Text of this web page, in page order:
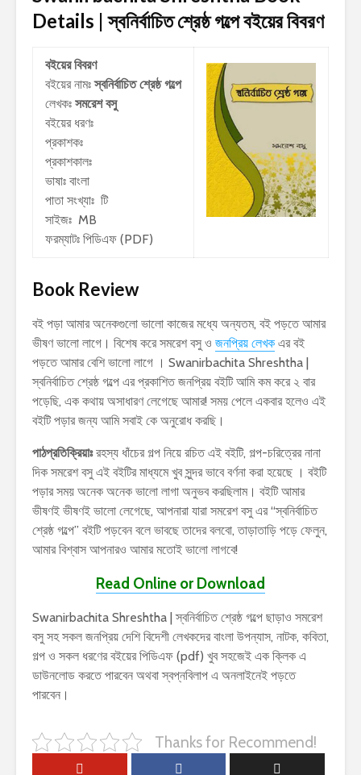
Details | স্বনির্বাচিত শ্রেষ্ঠ গল্পেবইয়ের বিবরণ
বইয়ের বিবরণ
বইয়ের নামঃস্বনির্বাচিত শ্রেষ্ঠ গল্পে
লেখকঃ সমরেশ বসু
বইয়ের ধরণঃ
প্রকাশকঃ
প্রকাশকালঃ
ভাষাঃ বাংলা
পাতা সংখ্যাঃ টি
সাইজঃ MB
ফরম্যাটঃ পিডিএফ (PDF)
Book Review
বই পড়া আমার অনেকগুলো ভালো কাজের মধ্যে অন্যতম, বই পড়তে আমার
ভীষণ ভালো লাগে। বিশেষ করে সমরেশ বসু ও জনপ্রিয় লেখক এর বই
পড়তে আমার বেশি ভালো লাগে । Swanirbachita Shreshtha |
স্বনির্বাচিত শ্রেষ্ঠ গল্পে এর প্রকাশিত জনপ্রিয় বইটি আমি কম করে ২ বার
পড়েছি, এক কথায় অসাধারণ লেগেছে আমার! সময় পেলে একবার হলেও এই
বইটি পড়ার জন্য আমি সবাই কে অনুরোধ করছি।
পাঠপ্রতিক্রিয়াঃরহস্য ধাঁচের গল্প নিয়ে রচিত এই বইটি, গল্প-চরিত্রের নানা
দিক সমরেশ বসু এই বইটির মাধ্যমে খুব সুন্দর ভাবে বর্ণনা করা হয়েছে । বইটি
পড়ার সময় অনেক অনেক ভালো লাগা অনুভব করছিলাম। বইটি আমার
ভীষণই ভীষণই ভালো লেগেছে, আপনারা যারা সমরেশ বসু এর “স্বনির্বাচিত
শ্রেষ্ঠ গল্পে” বইটি পড়বেন বলে ভাবছে তাদের বলবো, তাড়াতাড়ি পড়ে ফেলুন,
আমার বিশ্বাস আপনারও আমার মতোই ভালো লাগবে!
Read Online or Download
Swanirbachita Shreshtha | স্বনির্বাচিত শ্রেষ্ঠ গল্পে ছাড়াও সমরেশ
বসু সহ সকল জনপ্রিয় দেশি বিদেশী লেখকদের বাংলা উপন্যাস, নাটক, কবিতা,
গল্প ও সকল ধরণের বইয়ের পিডিএফ (pdf) খুব সহজেই এক ক্লিক এ
ডাউনলোড করতে পারবেন অথবা স্বপ্নবিলাপ এ অনলাইনেই পড়তে
পারবেন।
Thanks for Recommend!